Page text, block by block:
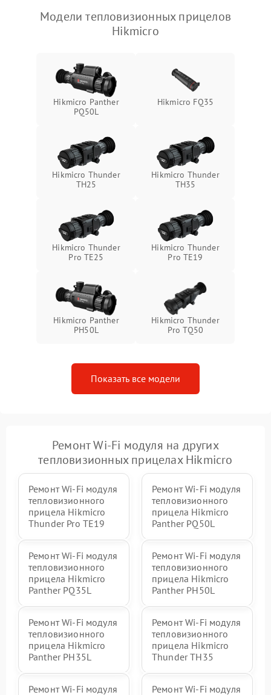
Неисправность системы
перенапряжения
Подробнее →
Неисправность системы
защиты от перегрева
1500 ₽ Подробнее →
Поломка системы защиты
от перенапряжения
Подробнее →
Поломка системы защиты
от замыкания
1500 ₽ Подробнее →
Модели тепловизионных прицелов
Hikmicro
Hikmicro Panther
PQ50L
Hikmicro FQ35
Hikmicro Thunder
TH25
Hikmicro Thunder
TH35
Hikmicro Thunder
Pro TE25
Hikmicro Thunder
Pro TE19
Hikmicro Panther
PH50L
Hikmicro Thunder
Pro TQ50
Показать все модели
Ремонт Wi-Fi модуля на других
тепловизионных прицелах Hikmicro
Ремонт Wi-Fi модуля
тепловизионного
прицела Hikmicro
Thunder Pro TE19
Ремонт Wi-Fi модуля
тепловизионного
прицела Hikmicro
Panther PQ50L
Ремонт Wi-Fi модуля
тепловизионного
прицела Hikmicro
Panther PQ35L
Ремонт Wi-Fi модуля
тепловизионного
прицела Hikmicro
Panther PH50L
Ремонт Wi-Fi модуля
тепловизионного
прицела Hikmicro
Panther PH35L
Ремонт Wi-Fi модуля
тепловизионного
прицела Hikmicro
Thunder TH35
Ремонт Wi-Fi модуля
Ремонт Wi-Fi модуля